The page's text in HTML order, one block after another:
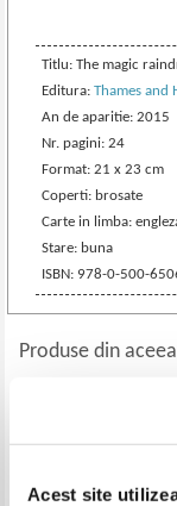
Acest site
Titlu: The magic
Editura:Thames and
An de aparitie: 2015
Nr. pagini: 24
Format: 21 x 23 cm
Coperti: brosate
Carte in limba:
Stare: buna
ISBN: 978-0-500-
Produse din